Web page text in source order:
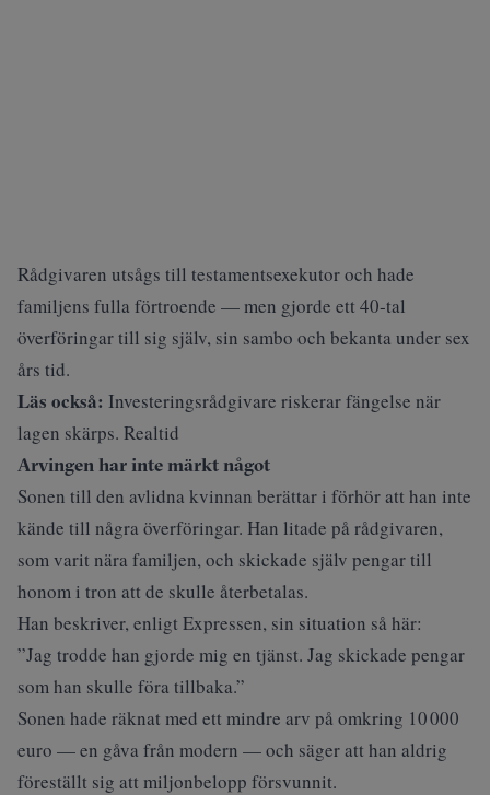
Rådgivaren utsågs till testamentsexekutor och hade
familjens fulla förtroende — men gjorde ett 40‑tal
överföringar till sig själv, sin sambo och bekanta under sex
års tid.
Läs också: Investeringsrådgivare riskerar fängelse när
lagen skärps. Realtid
Arvingen har inte märkt något
Sonen till den avlidna kvinnan berättar i förhör att han inte
kände till några överföringar. Han litade på rådgivaren,
som varit nära familjen, och skickade själv pengar till
honom i tron att de skulle återbetalas.
Han beskriver, enligt Expressen, sin situation så här:
”Jag trodde han gjorde mig en tjänst. Jag skickade pengar
som han skulle föra tillbaka.”
Sonen hade räknat med ett mindre arv på omkring 10 000
euro — en gåva från modern — och säger att han aldrig
föreställt sig att miljonbelopp försvunnit.